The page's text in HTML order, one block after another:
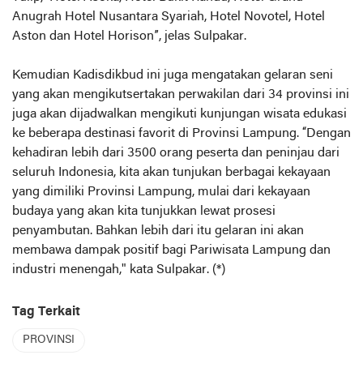
Anugrah Hotel Nusantara Syariah, Hotel Novotel, Hotel
Aston dan Hotel Horison”, jelas Sulpakar.
Kemudian Kadisdikbud ini juga mengatakan gelaran seni
yang akan mengikutsertakan perwakilan dari 34 provinsi ini
juga akan dijadwalkan mengikuti kunjungan wisata edukasi
ke beberapa destinasi favorit di Provinsi Lampung. “Dengan
kehadiran lebih dari 3500 orang peserta dan peninjau dari
seluruh Indonesia, kita akan tunjukan berbagai kekayaan
yang dimiliki Provinsi Lampung, mulai dari kekayaan
budaya yang akan kita tunjukkan lewat prosesi
penyambutan. Bahkan lebih dari itu gelaran ini akan
membawa dampak positif bagi Pariwisata Lampung dan
industri menengah," kata Sulpakar. (*)
Tag Terkait
PROVINSI